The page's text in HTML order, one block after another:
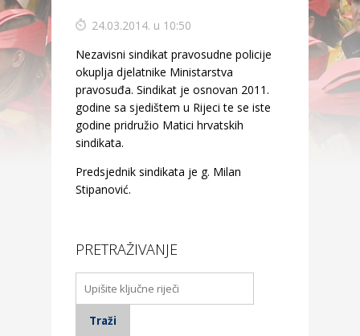
24.03.2014. u 10:50
Nezavisni sindikat pravosudne policije
okuplja djelatnike Ministarstva
pravosuđa. Sindikat je osnovan 2011.
godine sa sjedištem u Rijeci te se iste
godine pridružio Matici hrvatskih
sindikata.
Predsjednik sindikata je g. Milan
Stipanović.
PRETRAŽIVANJE